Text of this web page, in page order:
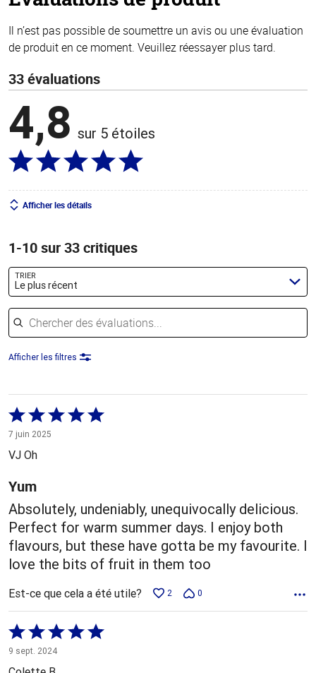
Il n’est pas possible de soumettre un avis ou une évaluation
de produit en ce moment. Veuillez réessayer plus tard.
33 évaluations
4,8 sur 5 étoiles
Afficher les détails
1-10 sur 33 critiques
TRIER
Le plus récent
Chercher des évaluations
Afficher les filtres
Coté
5 sur
5
7 juin 2025
VJ Oh
Yum
Absolutely, undeniably, unequivocally delicious.
Perfect for warm summer days. I enjoy both
flavours, but these have gotta be my favourite. I
love the bits of fruit in them too
Est-ce que cela a été utile? 2 0
Coté
5 sur
5
9 sept. 2024